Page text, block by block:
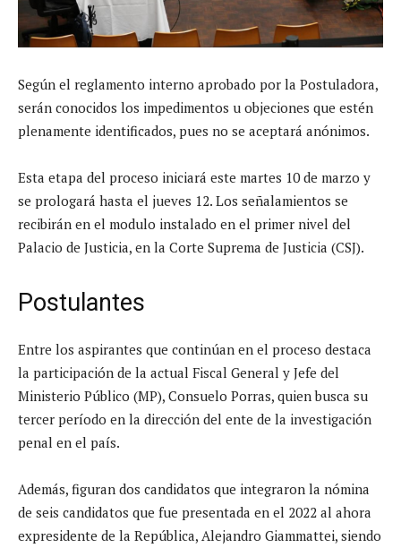
Según el reglamento interno aprobado por la Postuladora,
serán conocidos los impedimentos u objeciones que estén
plenamente identificados, pues no se aceptará anónimos.
Esta etapa del proceso iniciará este martes 10 de marzo y
se prologará hasta el jueves 12. Los señalamientos se
recibirán en el modulo instalado en el primer nivel del
Palacio de Justicia, en la Corte Suprema de Justicia (CSJ).
Postulantes
Entre los aspirantes que continúan en el proceso destaca
la participación de la actual Fiscal General y Jefe del
Ministerio Público (MP), Consuelo Porras, quien busca su
tercer período en la dirección del ente de la investigación
penal en el país.
Además, figuran dos candidatos que integraron la nómina
de seis candidatos que fue presentada en el 2022 al ahora
expresidente de la República, Alejandro Giammattei, siendo